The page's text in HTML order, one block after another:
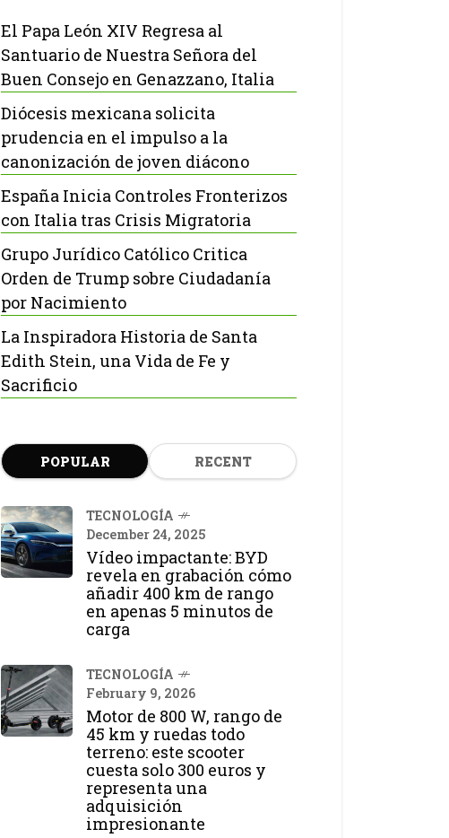
El Papa León XIV Regresa al
Santuario de Nuestra Señora del
Buen Consejo en Genazzano, Italia
Diócesis mexicana solicita
prudencia en el impulso a la
canonización de joven diácono
España Inicia Controles Fronterizos
con Italia tras Crisis Migratoria
Grupo Jurídico Católico Critica
Orden de Trump sobre Ciudadanía
por Nacimiento
La Inspiradora Historia de Santa
Edith Stein, una Vida de Fe y
Sacrificio
POPULAR RECENT
TECNOLOGÍA
December 24, 2025
Vídeo impactante: BYD
revela en grabación cómo
añadir 400 km de rango
en apenas 5 minutos de
carga
TECNOLOGÍA
February 9, 2026
Motor de 800 W, rango de
45 km y ruedas todo
terreno: este scooter
cuesta solo 300 euros y
representa una
adquisición
impresionante